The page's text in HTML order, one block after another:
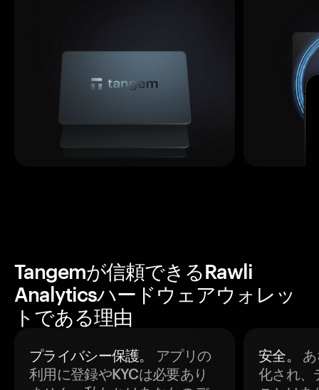
Tangemが信頼できるRawli
Analyticsハードウェアウォレッ
トである理由
プライバシー保護。
アプリの
利用に登録やKYCは必要あり
安全。
化され、